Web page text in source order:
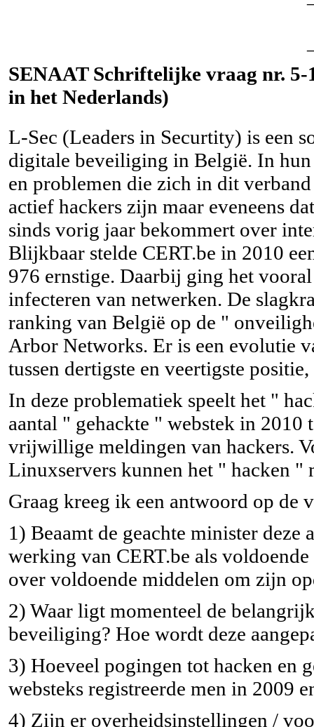
SENAAT Schriftelijke vraag nr. 5-
in het Nederlands)
L-Sec (Leaders in Securtity) is een
digitale beveiliging in België. In
en problemen die zich in dit
actief hackers zijn maar eveneens
sinds vorig jaar bekommert over
Blijkbaar stelde CERT.be in 2010
976 ernstige. Daarbij ging het
infecteren van netwerken. De
ranking van België op de "
Arbor Networks. Er is een evolutie
tussen dertigste en veertigste
In deze problematiek speelt het "
aantal " gehackte " webstek in
vrijwillige meldingen van hackers.
Linuxservers kunnen het " hacken "
Graag kreeg ik een antwoord op de
1) Beaamt de geachte minister
werking van CERT.be als
over voldoende middelen om zijn
2) Waar ligt momenteel de
beveiliging? Hoe wordt deze
3) Hoeveel pogingen tot hacken en
websteks registreerde men in 2009
4) Zijn er overheidsinstellingen /